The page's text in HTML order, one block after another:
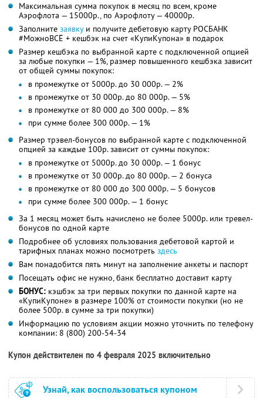
Максимальная сумма покупок в месяц по всем, кроме
Аэрофлота — 15000р., по Аэрофлоту — 40000р.
Заполните заявкуи получите дебетовую карту РОСБАНК
#МожноВСЁ + кешбэк на счет «КупиКупона» в подарок
Размер кешбэка по выбранной карте с подключенной опцией
за любые покупки — 1%, размер повышенного кешбэка зависит
от общей суммы покупок:
в промежутке от 5000р. до 30 000р. — 2%
в промежутке от 30 000р. до 80 000р. — 5%
в промежутке от 80 000 до 300 000р. — 8%
при сумме более 300 000р. — 1%
Размер трэвел-бонусов по выбранной карте с подключенной
опцией за каждые 100р. зависит от суммы покупок:
в промежутке от 5000р. до 30 000р. — 1 бонус
в промежутке от 30 000р. до 80 000р. — 2 бонуса
в промежутке от 80 000 до 300 000р. — 5 бонусов
при сумме более 300 000р. — 1 бонус
За 1 месяц может быть начислено не более 5000р. или тревел-
бонусов по одной карте
Подробнее об условиях пользования дебетовой картой и
тарифных планах можно посмотреть здесь
Вам понадобится пять минут на заполнение анкеты и паспорт
Посещать офис не нужно, банк бесплатно доставит карту
БОНУС: кэшбэк за три первых покупки по данной карте на
«КупиКупоне» в размере 100% от стоимости покупки (но не
более 500р. в сумме за три покупки)
Информацию по условиям акции можно уточнить по телефону
компании: 8 (800) 200-54-34
Купон действителен по 4 февраля 2025 включительно
Узнай, как воспользоваться купоном